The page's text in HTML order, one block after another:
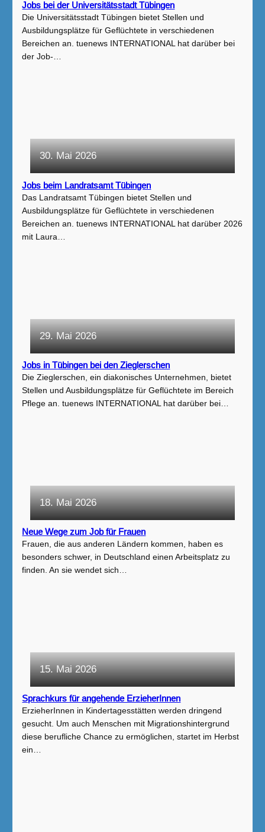
Jobs bei der Universitätsstadt Tübingen
Die Universitätsstadt Tübingen bietet Stellen und
Ausbildungsplätze für Geflüchtete in verschiedenen
Bereichen an. tuenews INTERNATIONAL hat darüber bei
der Job-…
30. Mai 2026
Jobs beim Landratsamt Tübingen
Das Landratsamt Tübingen bietet Stellen und
Ausbildungsplätze für Geflüchtete in verschiedenen
Bereichen an. tuenews INTERNATIONAL hat darüber 2026
mit Laura…
29. Mai 2026
Jobs in Tübingen bei den Zieglerschen
Die Zieglerschen, ein diakonisches Unternehmen, bietet
Stellen und Ausbildungsplätze für Geflüchtete im Bereich
Pflege an. tuenews INTERNATIONAL hat darüber bei…
18. Mai 2026
Neue Wege zum Job für Frauen
Frauen, die aus anderen Ländern kommen, haben es
besonders schwer, in Deutschland einen Arbeitsplatz zu
finden. An sie wendet sich…
15. Mai 2026
Sprachkurs für angehende ErzieherInnen
ErzieherInnen in Kindertagesstätten werden dringend
gesucht. Um auch Menschen mit Migrationshintergrund
diese berufliche Chance zu ermöglichen, startet im Herbst
ein…